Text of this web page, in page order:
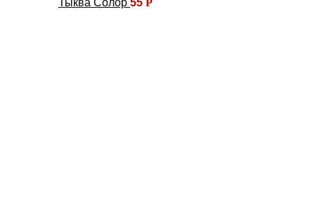
Тыква Солор 55 Р